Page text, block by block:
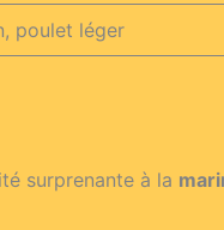
poulet léger
surprenante à la